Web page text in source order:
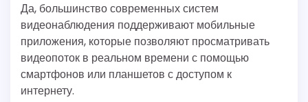
Да, большинство современных систем
видеонаблюдения поддерживают мобильные
приложения, которые позволяют просматривать
видеопоток в реальном времени с помощью
смартфонов или планшетов с доступом к
интернету.